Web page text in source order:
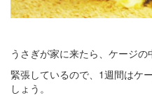
うさぎが家に来たら、ケージの
緊張しているので、1週間はケ
しょう。